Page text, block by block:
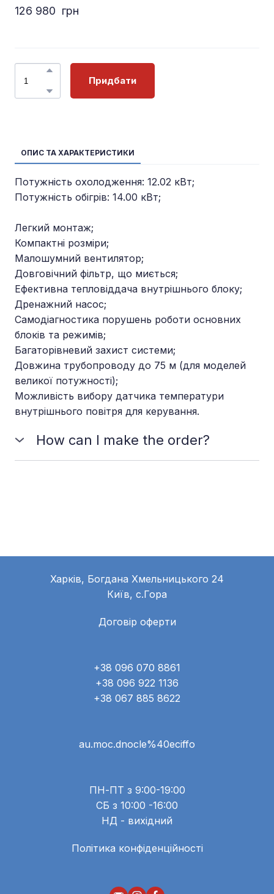
126 980  грн
Придбати
ОПИС ТА ХАРАКТЕРИСТИКИ
Потужність охолодження: 12.02 кВт;
Потужність обігрів: 14.00 кВт;
Легкий монтаж;
Компактні розміри;
Малошумний вентилятор;
Довговічний фільтр, що миється;
Ефективна тепловіддача внутрішнього блоку;
Дренажний насос;
Самодіагностика порушень роботи основних
блоків та режимів;
Багаторівневий захист системи;
Довжина трубопроводу до 75 м (для моделей
великої потужності);
Можливість вибору датчика температури
внутрішнього повітря для керування.
How can I make the order?
Харків, Богдана Хмельницького 24
Київ, с.Гора
Договір оферти
+38 096 070 8861
+38 096 922 1136
+38 067 885 8622
au.moc.dnocle%40eciffo
ПН-ПТ з 9:00-19:00
СБ з 10:00 -16:00
НД - вихідний
Політика конфіденційності